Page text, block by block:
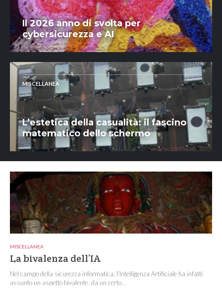
Il 2026 anno di svolta per
cybersicurezza e AI
MISCELLANEA
L’estetica della casualità: il fascino
matematico dello schermo
MISCELLANEA
La bivalenza dell’IA
Nel campo della sicurezza informatica, l’Intelligenza Artificiale ha infatti
assunto un aspetto bivalente, da un certo...